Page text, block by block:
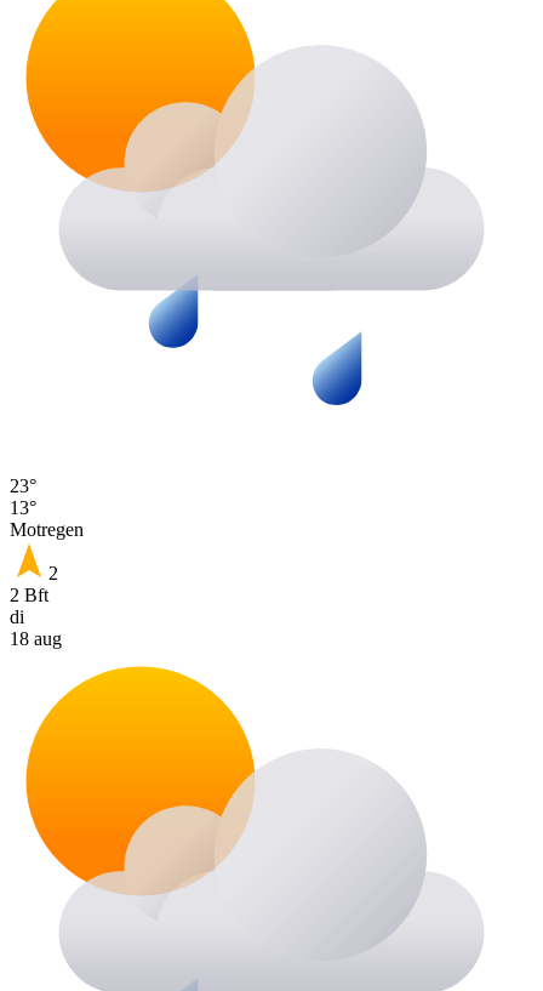
23°
13°
Motregen
2
2 Bft
di
18 aug